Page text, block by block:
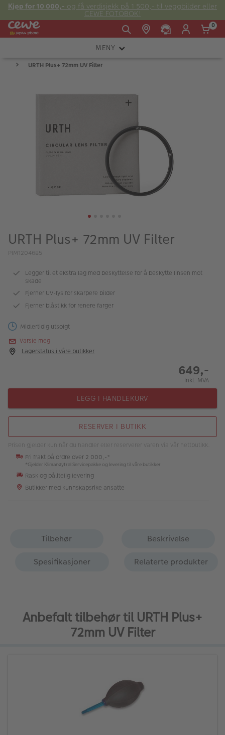
Kjøp for 10 000,- og få verdisjekk på 1 500,- til veggbilder eller
CEWE FOTOBOK!
Fre:
kundeservice@japanphoto.no
0
MENY
KAMERA
LYS OG STUDIO
INSTANTFOTO
Kampanjer
Merker
Lagersalg
Fotokurs
URTH Plus+ 72mm UV Filter
URTH Plus+ 72mm UV Filter
PIM1204685
Legger til et ekstra lag med beskyttelse for å beskytte linsen mot
skade
Fjerner UV-lys for skarpere bilder
Fjerner blåstikk for renere farger
Midlertidig utsolgt
Varsle meg
Lagerstatus i våre butikker
649,-
Inkl. MVA
LEGG I HANDLEKURV
RESERVER I BUTIKK
Prisen gjelder kun når du handler eller reserverer varen via vår nettbutikk.
Fri frakt på ordre over 2 000,-*
*Gjelder Klimanøytral Servicepakke og levering til våre butikker
Rask og pålitelig levering
Butikker med kunnskapsrike ansatte
Tilbehør
Beskrivelse
Spesifikasjoner
Relaterte produkter
Anbefalt tilbehør til URTH Plus+
72mm UV Filter